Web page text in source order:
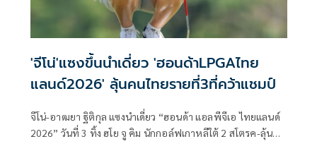
'จีโน่'แซงขึ้นนำเดี่ยว 'ฮอนด้าLPGAไทย
แลนด์2026' ลุ้นคนไทยรายที่3ที่คว้าแชมป์
จีโน่-อาฒยา ฐิติกุล แซงนำเดี่ยว “ฮอนด้า แอลพีจีเอ ไทยแลนด์
2026” วันที่ 3 ทิ้ง ฮโย จู คิม นักกอล์ฟเกาหลีใต้ 2 สโตรค-ลุ้น